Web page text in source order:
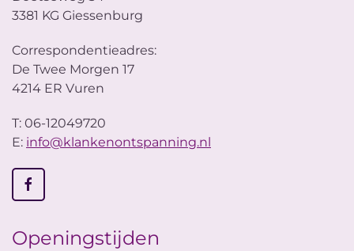
3381 KG Giessenburg
Correspondentieadres:
De Twee Morgen 17
4214 ER Vuren
T: 06-12049720
E: info@klankenontspanning.nl
Openingstijden